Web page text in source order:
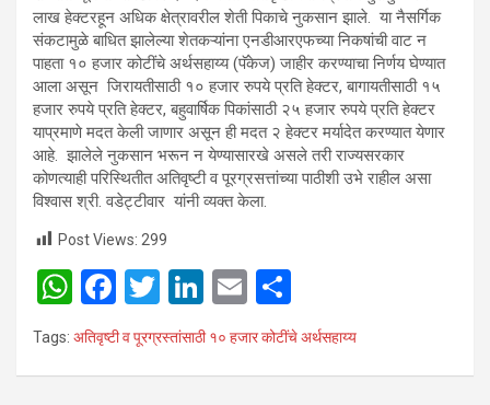
लाख हेक्टरहून अधिक क्षेत्रावरील शेती पिकाचे नुकसान झाले. या नैसर्गिक
संकटामुळे बाधित झालेल्या शेतकऱ्यांना एनडीआरएफच्या निकषांची वाट न
पाहता १० हजार कोटींचे अर्थसहाय्य (पॅकेज) जाहीर करण्याचा निर्णय घेण्यात
आला असून जिरायतीसाठी १० हजार रुपये प्रति हेक्टर, बागायतीसाठी १५
हजार रुपये प्रति हेक्टर, बहुवार्षिक पिकांसाठी २५ हजार रुपये प्रति हेक्टर
याप्रमाणे मदत केली जाणार असून ही मदत २ हेक्टर मर्यादेत करण्यात येणार
आहे. झालेले नुकसान भरून न येण्यासारखे असले तरी राज्यसरकार
कोणत्याही परिस्थितीत अतिवृष्टी व पूरग्रसत्तांच्या पाठीशी उभे राहील असा
विश्वास श्री. वडेट्टीवार यांनी व्यक्त केला.
Post Views: 299
W
h
at
F
a
ce
T
wi
Li
n
ke
E
m h
Tags: अतिवृष्टी व पूरग्रस्तांसाठी १० हजार कोटींचे अर्थसहाय्य